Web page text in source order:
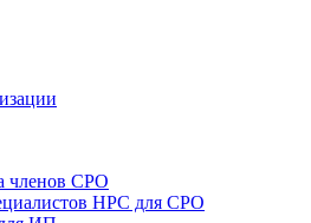
членов СРО
НРС для СРО